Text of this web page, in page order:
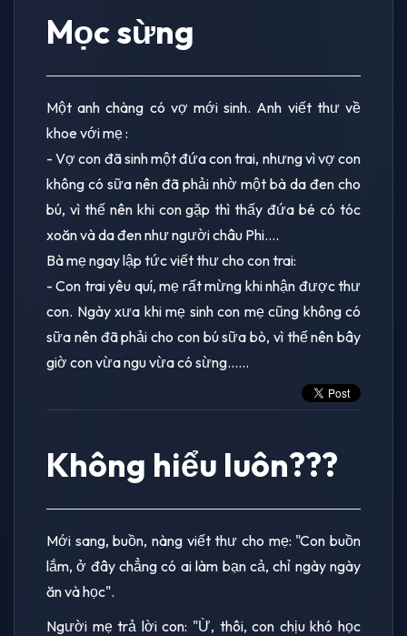
Mọc sừng
Một anh chàng có vợ mới sinh. Anh viết thư về
khoe với mẹ :
- Vợ con đã sinh một đứa con trai, nhưng vì vợ con
không có sữa nên đã phải nhờ một bà da đen cho
bú, vì thế nên khi con gặp thì thấy đứa bé có tóc
xoăn và da đen như người châu Phi....
Bà mẹ ngay lập tức viết thư cho con trai:
- Con trai yêu quí, mẹ rất mừng khi nhận được thư
con. Ngày xưa khi mẹ sinh con mẹ cũng không có
sữa nên đã phải cho con bú sữa bò, vì thế nên bây
giờ con vừa ngu vừa có sừng......
Không hiểu luôn???
Mới sang, buồn, nàng viết thư cho mẹ: "Con buồn
lắm, ở đây chẳng có ai làm bạn cả, chỉ ngày ngày
ăn và học".
Người mẹ trả lời con: "Ừ, thôi, con chịu khó học